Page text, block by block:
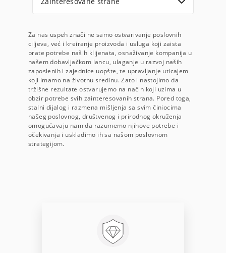
Za nas uspeh znači ne samo ostvarivanje poslovnih
ciljeva, već i kreiranje proizvoda i usluga koji zaista
prate potrebe naših klijenata, osnaživanje kompanija u
našem dobavljačkom lancu, ulaganje u razvoj naših
zaposlenih i zajednice uopšte, te upravljanje uticajem
koji imamo na životnu sredinu. Zato i nastojimo da
tržišne rezultate ostvarujemo na način koji uzima u
obzir potrebe svih zainteresovanih strana. Pored toga,
stalni dijalog i razmena mišljenja sa svim činiocima
našeg poslovnog, društvenog i prirodnog okruženja
omogućavaju nam da razumemo njihove potrebe i
očekivanja i uskladimo ih sa našom poslovnom
strategijom.